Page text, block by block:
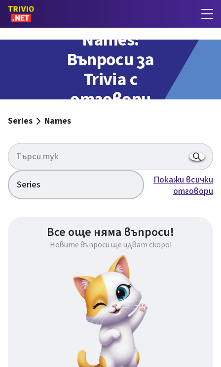
Names:
Въпроси за
Trivia с
отговори
Series Names
Series
Покажи всички
отговори
Все още няма въпроси!
Новите въпроси ще идват скоро!